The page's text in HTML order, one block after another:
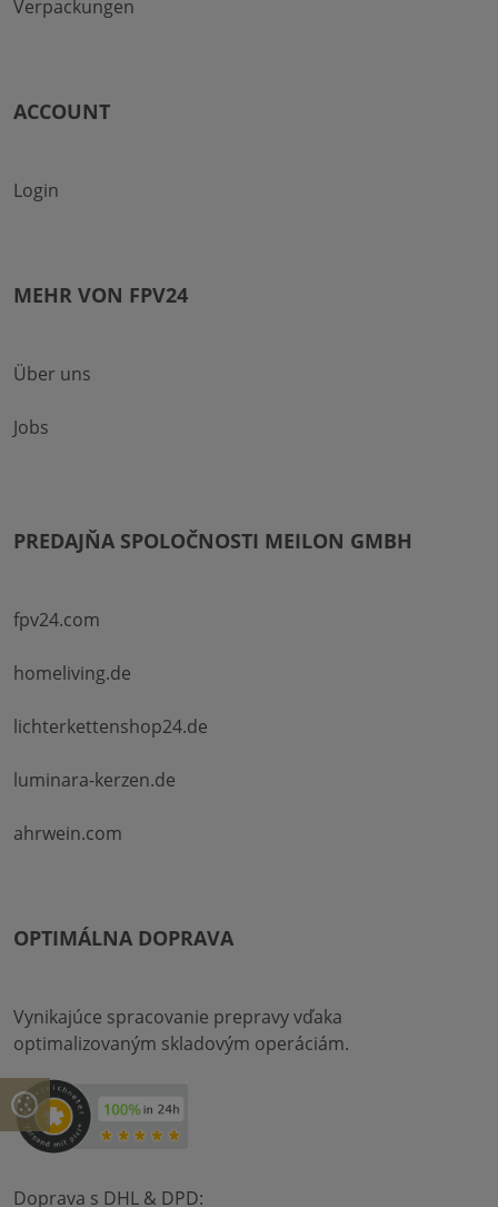
Verpackungen
ACCOUNT
Login
MEHR VON FPV24
Über uns
Jobs
PREDAJŇA SPOLOČNOSTI MEILON GMBH
fpv24.com
homeliving.de
lichterkettenshop24.de
luminara-kerzen.de
ahrwein.com
OPTIMÁLNA DOPRAVA
Vynikajúce spracovanie prepravy vďaka
optimalizovaným skladovým operáciám.
Doprava s DHL & DPD: